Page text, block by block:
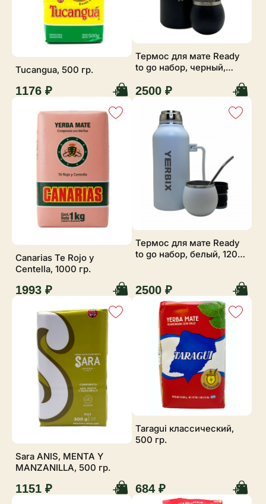
Tucangua, 500 гр.
1176 ₽
Термос для мате Ready
to go набор, черный,
2500 ₽
Canarias Te Rojo y
Centella, 1000 гр.
1993 ₽
Термос для мате Ready
to go набор, белый, 1200
2500 ₽
Sara ANIS, MENTA Y
MANZANILLA, 500 гр.
1151 ₽
Taragui классический,
500 гр.
684 ₽